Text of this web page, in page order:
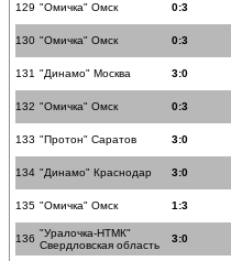
129 "Омичка" Омск 0:3
130 "Омичка" Омск 0:3
131 "Динамо" Москва 3:0
132 "Омичка" Омск 0:3
133 "Протон" Саратов 3:0
134 "Динамо" Краснодар 3:0
135 "Омичка" Омск 1:3
136 "Уралочка-НТМК"
Свердловская область
3:0